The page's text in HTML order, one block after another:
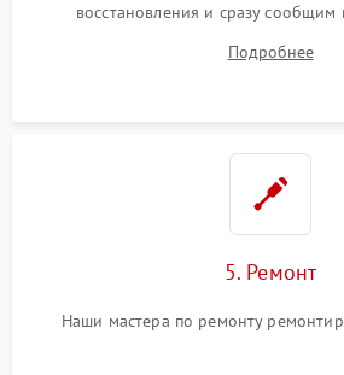
восстановления и сразу сообщим
Подробнее
5. Ремонт
Наши мастера по ремонту